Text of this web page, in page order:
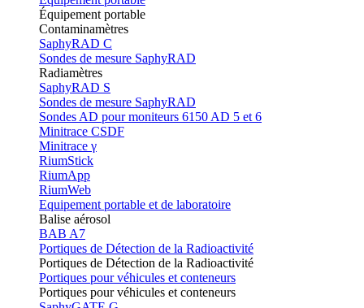
Équipement portable
Contaminamètres
SaphyRAD C
Sondes de mesure SaphyRAD
Radiamètres
SaphyRAD S
Sondes de mesure SaphyRAD
Sondes AD pour moniteurs 6150 AD 5 et 6
Minitrace CSDF
Minitrace γ
RiumStick
RiumApp
RiumWeb
Equipement portable et de laboratoire
Balise aérosol
BAB A7
Portiques de Détection de la Radioactivité
Portiques de Détection de la Radioactivité
Portiques pour véhicules et conteneurs
Portiques pour véhicules et conteneurs